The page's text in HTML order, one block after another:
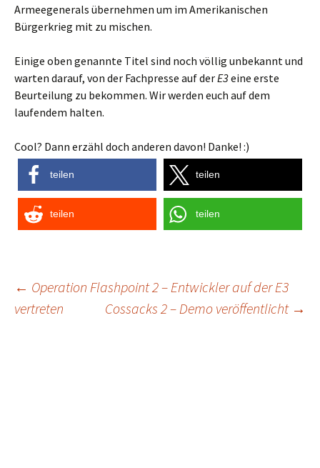
Armeegenerals übernehmen um im Amerikanischen
Bürgerkrieg mit zu mischen.
Einige oben genannte Titel sind noch völlig unbekannt und
warten darauf, von der Fachpresse auf derE3eine erste
Beurteilung zu bekommen. Wir werden euch auf dem
laufendem halten.
Cool? Dann erzähl doch anderen davon! Danke! :)
teilen teilen
teilen teilen
Post
← Operation Flashpoint 2 – Entwickler auf der E3
vertreten
Cossacks 2 – Demo veröffentlicht →